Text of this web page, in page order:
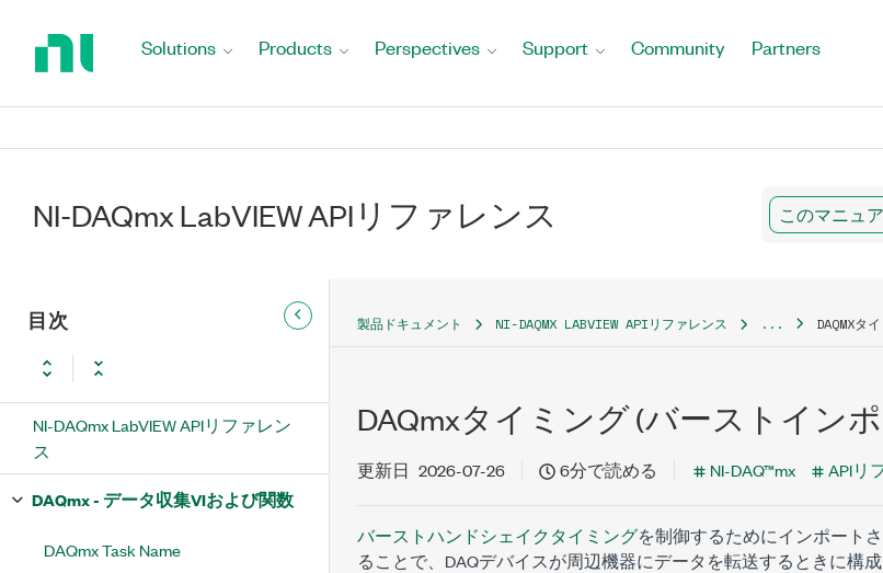
Solutions Products Perspectives Support Community Partners
NI-DAQmx LabVIEW APIリファレンス このマニュ
目次
NI-DAQmx LabVIEW APIリファレン
ス
DAQmx - データ収集VIおよび関数
DAQmx Task Name
製品ドキュメント NI-DAQMX LABVIEW APIリファレンス ... DAQMXタ
DAQmxタイミング (バーストイン
更新日 2026-07-26 6分で読める NI-DAQ™mx APIリ
バーストハンドシェイクタイミングを制御するためにインポート
ることで、DAQデバイスが周辺機器にデータを転送するときに構成